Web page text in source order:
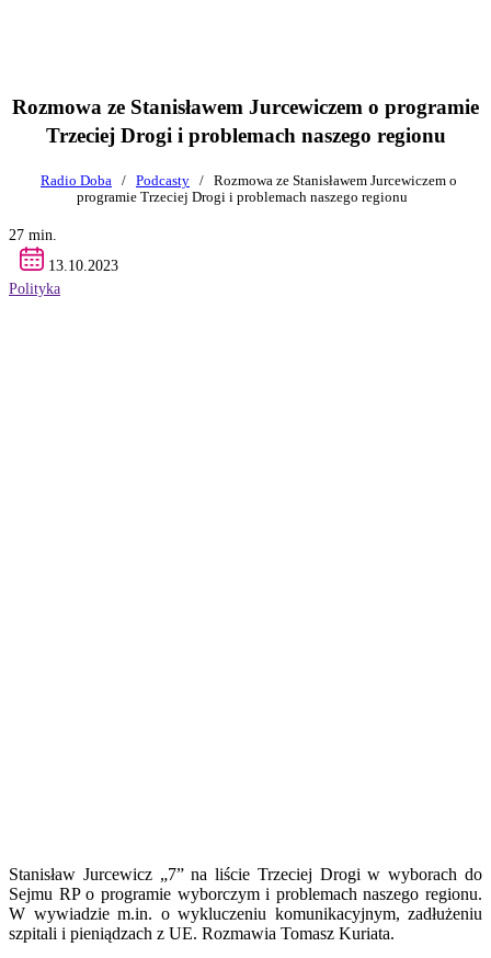
Rozmowa ze Stanisławem Jurcewiczem o programie
Trzeciej Drogi i problemach naszego regionu
Radio Doba / Podcasty /
Rozmowa ze Stanisławem Jurcewiczem o
programie Trzeciej Drogi i problemach naszego regionu
27 min.
13.10.2023
Polityka
Stanisław Jurcewicz „7” na liście Trzeciej Drogi w wyborach do
Sejmu RP o programie wyborczym i problemach naszego regionu.
W wywiadzie m.in. o wykluczeniu komunikacyjnym, zadłużeniu
szpitali i pieniądzach z UE. Rozmawia Tomasz Kuriata.